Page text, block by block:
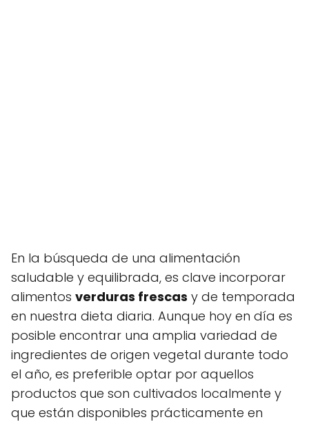
En la búsqueda de una alimentación
saludable y equilibrada, es clave incorporar
alimentos verduras frescas y de temporada
en nuestra dieta diaria. Aunque hoy en día es
posible encontrar una amplia variedad de
ingredientes de origen vegetal durante todo
el año, es preferible optar por aquellos
productos que son cultivados localmente y
que están disponibles prácticamente en